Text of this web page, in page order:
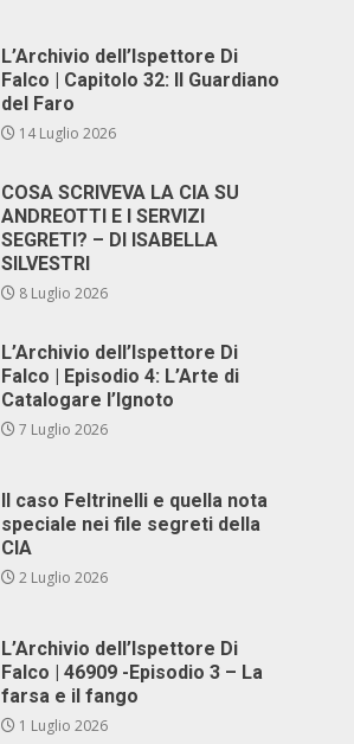
L’Archivio dell’Ispettore Di
Falco | Capitolo 32: Il Guardiano
del Faro
14 Luglio 2026
COSA SCRIVEVA LA CIA SU
ANDREOTTI E I SERVIZI
SEGRETI? – DI ISABELLA
SILVESTRI
8 Luglio 2026
L’Archivio dell’Ispettore Di
Falco | Episodio 4: L’Arte di
Catalogare l’Ignoto
7 Luglio 2026
Il caso Feltrinelli e quella nota
speciale nei file segreti della
CIA
2 Luglio 2026
L’Archivio dell’Ispettore Di
Falco | 46909 -Episodio 3 – La
farsa e il fango
1 Luglio 2026